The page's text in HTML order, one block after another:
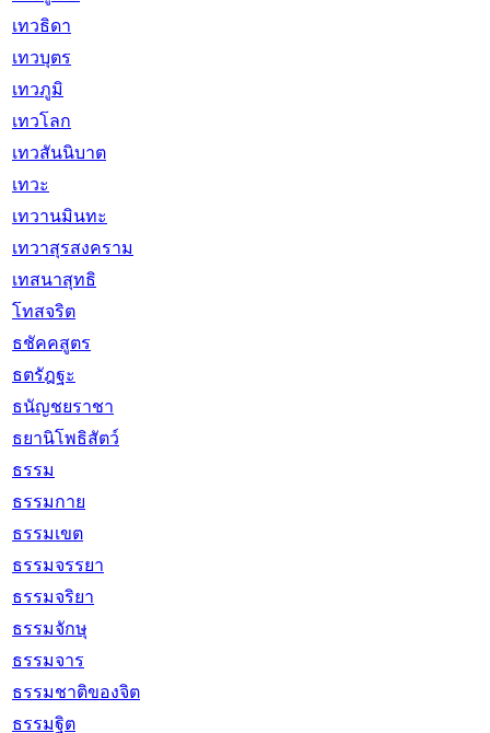
เทวธิดา
เทวบุตร
เทวภูมิ
เทวโลก
เทวสันนิบาต
เทวะ
เทวานมินทะ
เทวาสุรสงคราม
เทสนาสุทธิ
โทสจริต
ธชัคคสูตร
ธตรัฎฐะ
ธนัญชยราชา
ธยานิโพธิสัตว์
ธรรม
ธรรมกาย
ธรรมเขต
ธรรมจรรยา
ธรรมจริยา
ธรรมจักษุ
ธรรมจาร
ธรรมชาติของจิต
ธรรมฐิต